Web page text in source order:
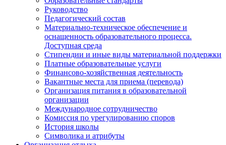
Руководство
Педагогический состав
Материально-техническое обеспечение и
оснащенность образовательного процесса.
Доступная среда
Стипендии и иные виды материальной поддержки
Платные образовательные услуги
Финансово-хозяйственная деятельность
Вакантные места для приема (перевода)
Организация питания в образовательной
организации
Международное сотрудничество
Комиссия по урегулированию споров
История школы
Символика и атрибуты